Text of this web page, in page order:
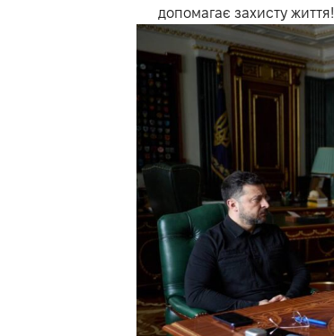
допомагає захисту життя!